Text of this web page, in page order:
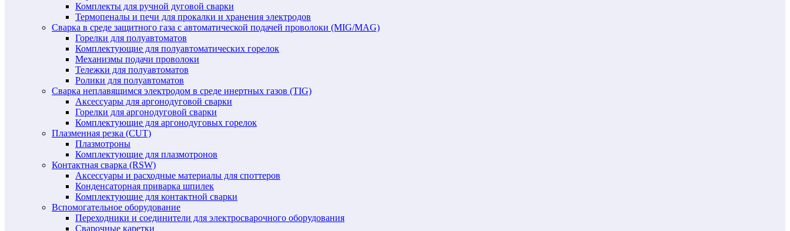
Комплекты для ручной дуговой сварки
Термопеналы и печи для прокалки и хранения электродов
Сварка в среде защитного газа с автоматической подачей проволоки (MIG/MAG)
Горелки для полуавтоматов
Комплектующие для полуавтоматических горелок
Механизмы подачи проволоки
Тележки для полуавтоматов
Ролики для полуавтоматов
Сварка неплавящимся электродом в среде инертных газов (TIG)
Аксессуары для аргонодуговой сварки
Горелки для аргонодуговой сварки
Комплектующие для аргонодуговых горелок
Плазменная резка (CUT)
Плазмотроны
Комплектующие для плазмотронов
Контактная сварка (RSW)
Аксессуары и расходные материалы для споттеров
Конденсаторная приварка шпилек
Комплектующие для контактной сварки
Вспомогательное оборудование
Переходники и соединители для электросварочного оборудования
Сварочные каретки